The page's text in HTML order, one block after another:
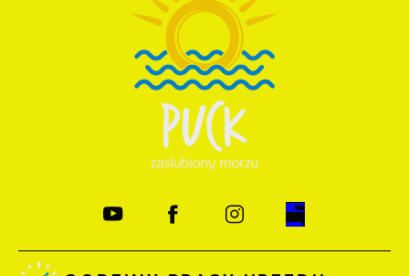
komunikatów mediów społecznościowych.